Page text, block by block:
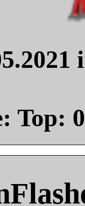
Top: 0